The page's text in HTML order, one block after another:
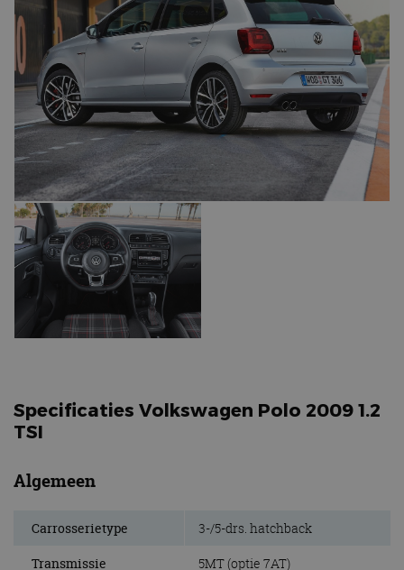
Specificaties Volkswagen Polo 2009 1.2
TSI
Algemeen
Carrosserietype 3-/5-drs. hatchback
Transmissie 5MT (optie 7AT)